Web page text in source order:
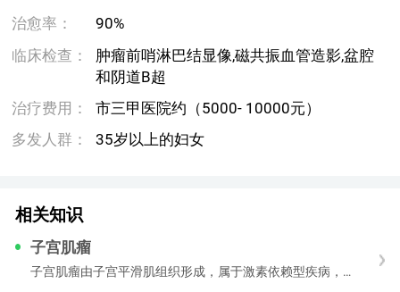
治愈率：
90%
临床检查：
肿瘤前哨淋巴结显像,磁共振血管造影,盆腔
和阴道B超
治疗费用：
市三甲医院约（5000- 10000元）
多发人群：
35岁以上的妇女
相关知识
子宫肌瘤
子宫肌瘤由子宫平滑肌组织形成，属于激素依赖型疾病，与雌激素、孕激素关系密切，青春期之前不会发病，绝经之后因为激素供应消失也不会出现，而原有的肌瘤也可能变小甚至萎